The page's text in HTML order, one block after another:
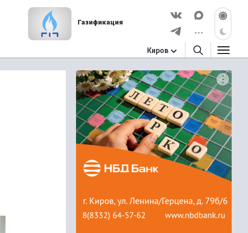
Газификация
Киров